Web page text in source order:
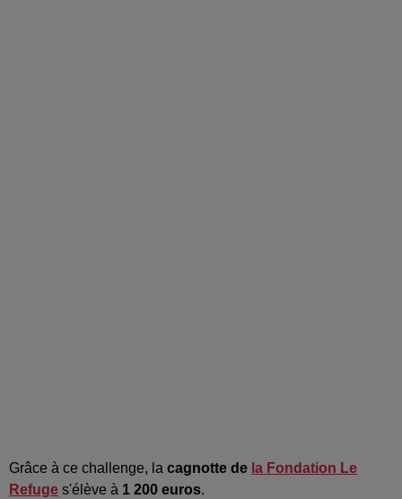
Grâce à ce challenge, la cagnotte de la Fondation Le
Refuge s'élève à 1 200 euros.